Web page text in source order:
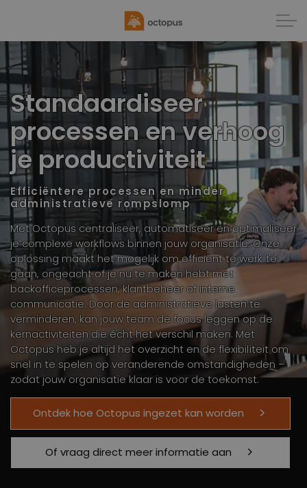
Standaardiseer
processen en verhoog
je productiviteit
Efficiëntere processen en minder
administratieve rompslomp
Met Octopus centraliseer, automatiseer en optimaliseer
je complexe workflows binnen jouw organisatie. Onze
oplossing maakt het mogelijk om efficiënt te werk te
gaan, ongeacht of je nu te maken hebt met
backofficeprocessen, klantbeheer of interne
communicatie. Door de administratieve lasten te
verminderen, kan jouw team de focus leggen op de
kernactiviteiten die écht het verschil maken. Met
Octopus heb je altijd het overzicht en de flexibiliteit om
snel in te spelen op veranderende omstandigheden –
zodat jouw organisatie klaar is voor de toekomst.
Ontdek hoe Octopus ingezet kan worden
Of vraag direct meer informatie aan